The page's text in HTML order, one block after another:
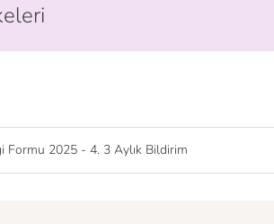
Formu 2025 - 4. 3 Aylık Bildirim